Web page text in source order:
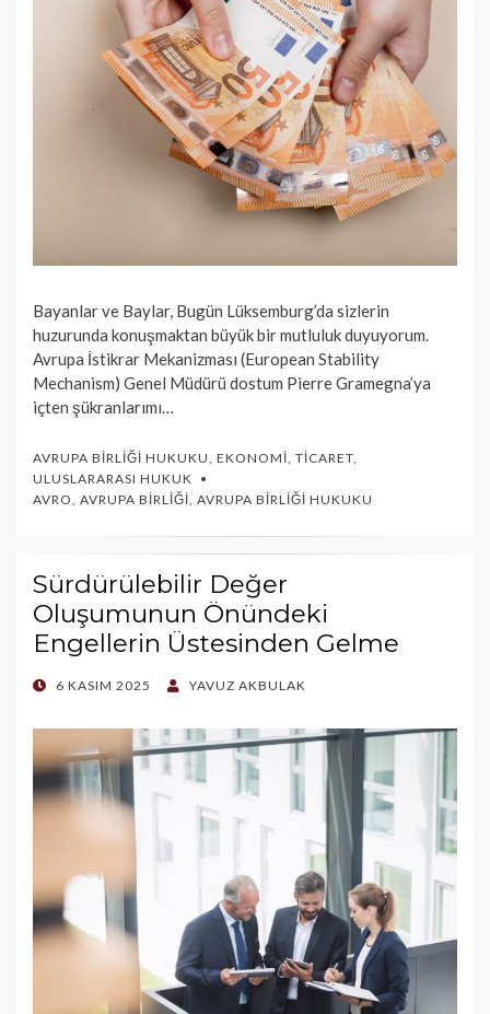
Bayanlar ve Baylar, Bugün Lüksemburg’da sizlerin
huzurunda konuşmaktan büyük bir mutluluk duyuyorum.
Avrupa İstikrar Mekanizması (European Stability
Mechanism) Genel Müdürü dostum Pierre Gramegna’ya
içten şükranlarımı…
AVRUPA BIRLIĞI HUKUKU, EKONOMI, TICARET,
ULUSLARARASI HUKUK
AVRO, AVRUPA BIRLIĞI, AVRUPA BIRLIĞI HUKUKU
Sürdürülebilir Değer
Oluşumunun Önündeki
Engellerin Üstesinden Gelme
POSTED
6 KASIM 2025 YAVUZ AKBULAK